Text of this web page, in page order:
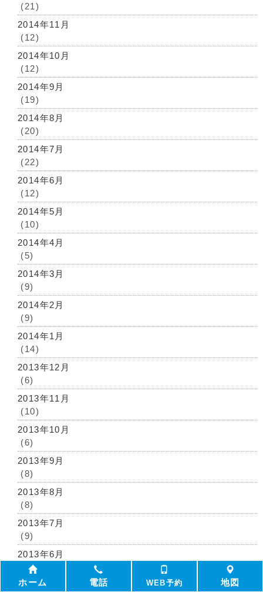
(21)
2014年11月
(12)
2014年10月
(12)
2014年9月
(19)
2014年8月
(20)
2014年7月
(22)
2014年6月
(12)
2014年5月
(10)
2014年4月
(5)
2014年3月
(9)
2014年2月
(9)
2014年1月
(14)
2013年12月
(6)
2013年11月
(10)
2013年10月
(6)
2013年9月
(8)
2013年8月
(8)
2013年7月
(9)
2013年6月
(14)
2013年5月
ホーム 電話 WEB予約 地図